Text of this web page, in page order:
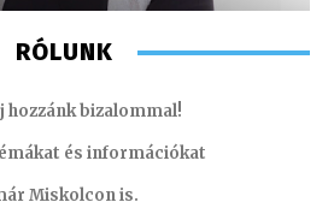
RÓLUNK
hozzánk bizalommal!
és információkat
Miskolcon is.